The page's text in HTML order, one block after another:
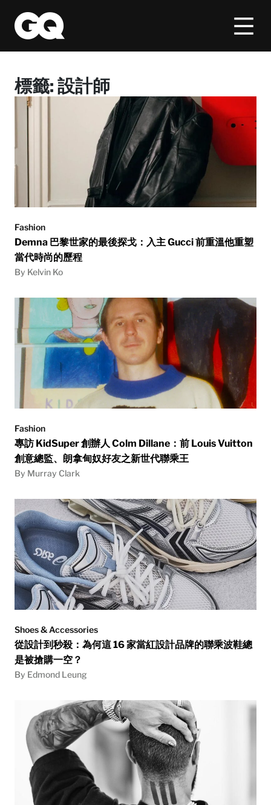
標籤: 設計師
Fashion
Demna 巴黎世家的最後探戈：入主 Gucci 前重溫他重塑
當代時尚的歷程
By Kelvin Ko
Fashion
專訪 KidSuper 創辦人 Colm Dillane：前 Louis Vuitton
創意總監、朗拿甸奴好友之新世代聯乘王
By Murray Clark
Shoes & Accessories
從設計到秒殺：為何這 16 家當紅設計品牌的聯乘波鞋總
是被搶購一空？
By Edmond Leung